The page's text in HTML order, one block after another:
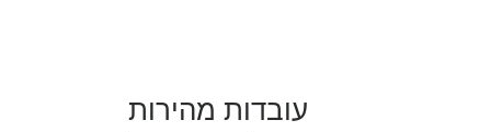
עובדות מהירות